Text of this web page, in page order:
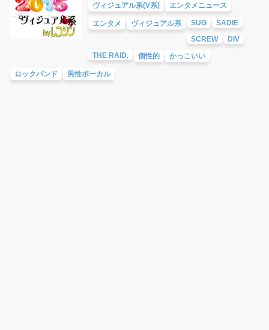
ヴィジュアル系(V系) エンタメニュース
エンタメ ヴィジュアル系 SUG
SADIE
SCREW
DIV
THE RAID.
個性的 かっこいい
ロックバンド 男性ボーカル